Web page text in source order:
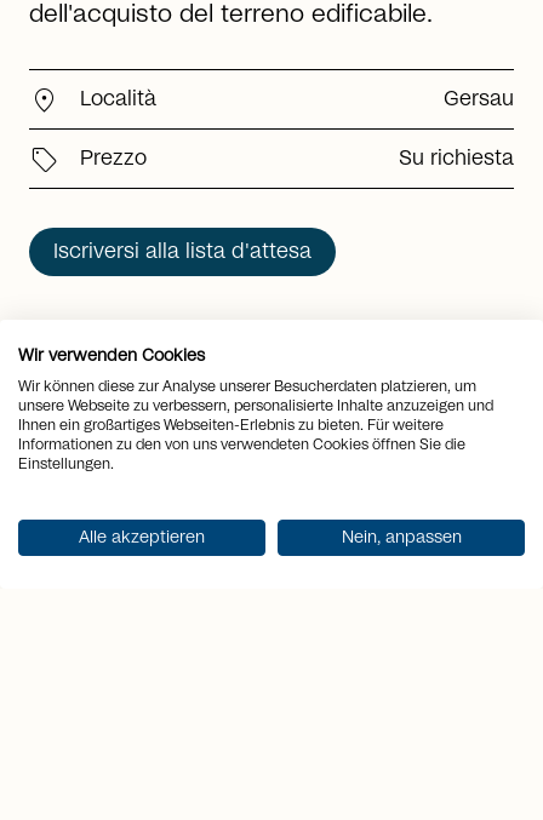
dell'acquisto del terreno edificabile.
location_on Località Gersau
sell Prezzo Su richiesta
Iscriversi alla lista d'attesa
Punti salienti
1 2 3
Wir verwenden Cookies
Wir können diese zur Analyse unserer Besucherdaten platzieren, um
unsere Webseite zu verbessern, personalisierte Inhalte anzuzeigen und
Ihnen ein großartiges Webseiten-Erlebnis zu bieten. Für weitere
Informationen zu den von uns verwendeten Cookies öffnen Sie die
Einstellungen.
Alle akzeptieren Nein, anpassen